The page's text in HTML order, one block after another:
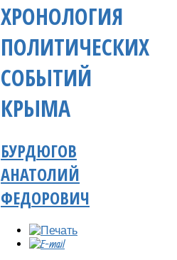
ХРОНОЛОГИЯ
ПОЛИТИЧЕСКИХ
СОБЫТИЙ
КРЫМА
БУРДЮГОВ
АНАТОЛИЙ
ФЕДОРОВИЧ